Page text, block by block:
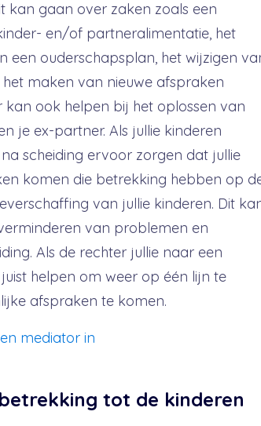
kan gaan over zaken zoals een
en/of partneralimentatie, het
een ouderschapsplan, het wijzigen
maken van nieuwe afspraken
kan ook helpen bij het oplossen van
je ex-partner. Als jullie kinderen
scheiding ervoor zorgen dat jullie
komen die betrekking hebben op
van jullie kinderen. Dit
van problemen en
Als de rechter jullie naar een
helpen om weer op één lijn te
afspraken te komen.
mediator in
tot de kinderen